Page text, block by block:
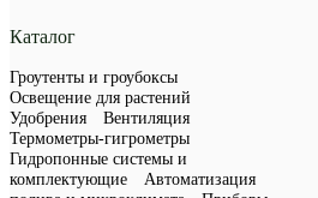
Каталог
Гроутенты и гроубоксы
Освещение для растений
Удобрения
Вентиляция
Термометры-гигрометры
Гидропонные системы и
комплектующие
Автоматизация